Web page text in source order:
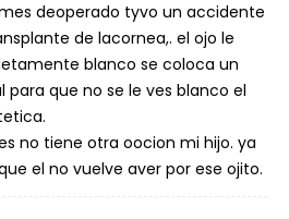
deoperado tyvo un accidente
de lacornea,. el ojo le
blanco se coloca un
para que no se le ves blanco el
no tiene otra oocion mi hijo. ya
el no vuelve aver por ese ojito.